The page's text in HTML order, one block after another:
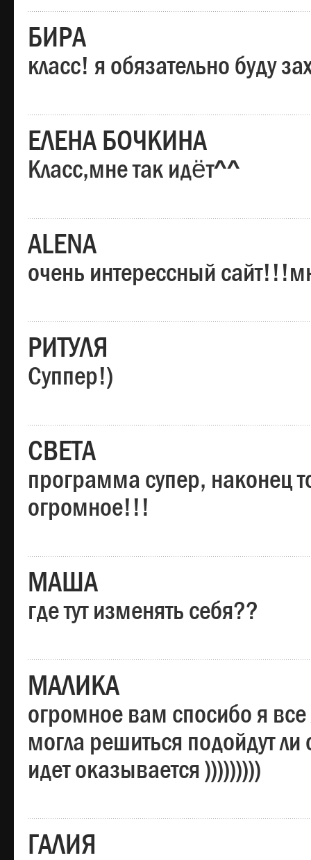
БИРА
класс! я обязательно буду
ЕЛЕНА БОЧКИНА
Класс,мне так идёт^^
ALENA
очень интерессный
РИТУЛЯ
Суппер!)
СВЕТА
программа супер, наконец
огромное!!!
МАША
где тут изменять себя??
МАЛИКА
огромное вам спосибо я
могла решиться подойдут ли
идет оказывается )))))))))
ГАЛИЯ